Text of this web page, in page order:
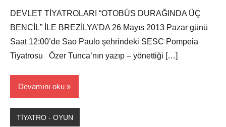
DEVLET TİYATROLARI “OTOBÜS DURAĞINDA ÜÇ
BENCİL” İLE BREZİLYA’DA 26 Mayıs 2013 Pazar günü
Saat 12:00’de Sao Paulo şehrindeki SESC Pompeia
Tiyatrosu Özer Tunca’nın yazıp – yönettiği […]
Devamını oku
TİYATRO - OYUN